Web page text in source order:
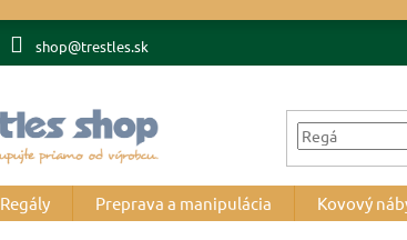
shop@trestles.sk
Regály Preprava a manipulácia Kovový